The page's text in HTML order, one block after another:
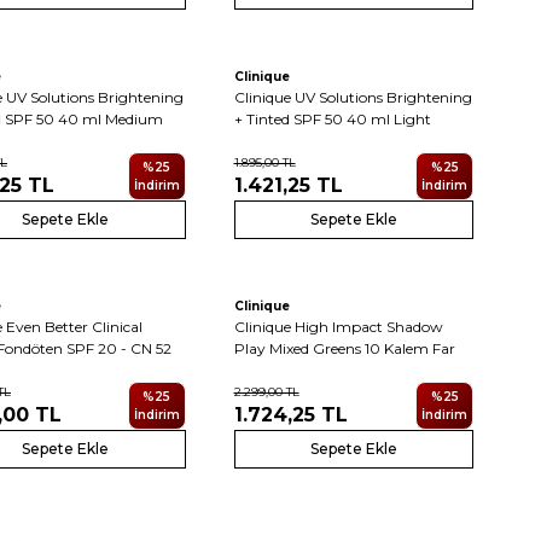
UV Solutions Brightening
SPF 50 40 ml Medium
TL
%25
İndirim
Sepete Ekle
Yeni
Clinique
Clinique UV Solutions Brightening
+ Tinted SPF 50 40 ml Light
1.895,00TL
1.421,25TL
%25
İndirim
Sepete Ekle
Even Better Clinical
SPF 20 - CN 52
TL
%25
İndirim
Sepete Ekle
Yeni
Clinique
Clinique High Impact Shadow
Play Mixed Greens 10 Kalem Far
2.299,00TL
1.724,25TL
%25
İndirim
Sepete Ekle